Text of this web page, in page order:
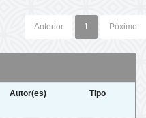
Anterior 1 Póximo
Autor(es) Tipo